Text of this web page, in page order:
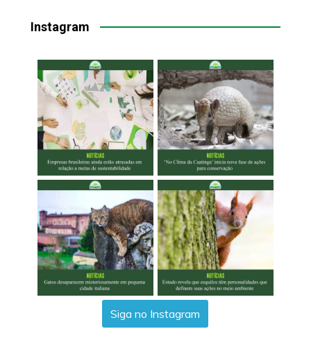
Instagram
Siga no Instagram